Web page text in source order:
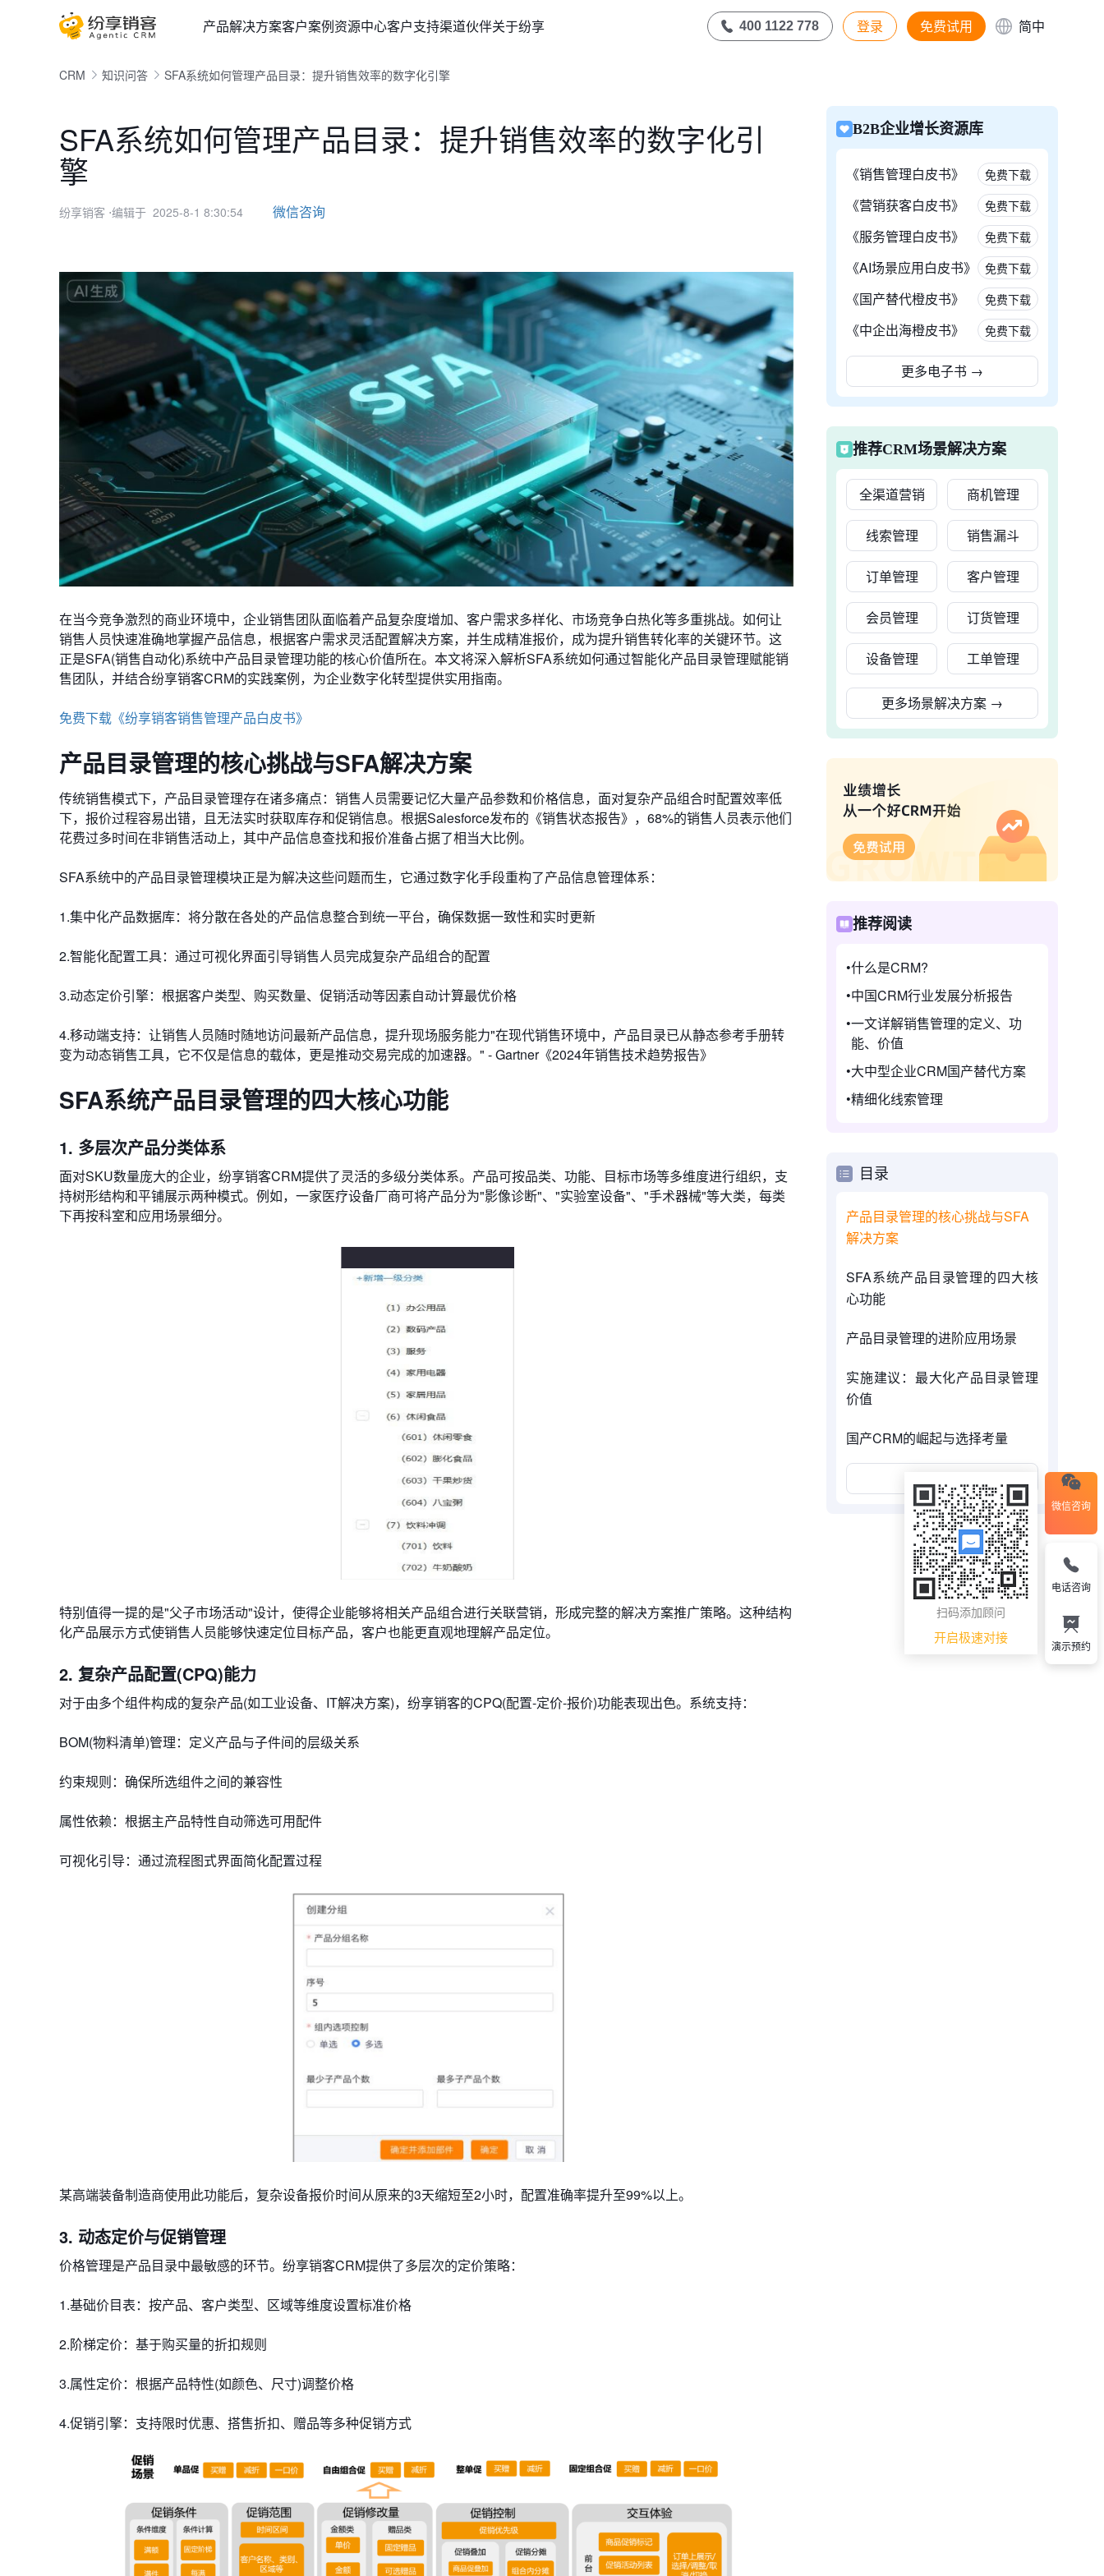
产品解决方案客户案例资源中心客户支持渠道伙伴关于纷享 400 1122 778 登录 免费试用 简中
CRM 知识问答 SFA系统如何管理产品目录：提升销售效率的数字化引擎
SFA系统如何管理产品目录：提升销售效率的数字化引
擎
纷享销客 ⋅编辑于 2025-8-1 8:30:54 微信咨询
在当今竞争激烈的商业环境中，企业销售团队面临着产品复杂度增加、客户需求多样化、市场竞争白热化等多重挑战。如何让
销售人员快速准确地掌握产品信息，根据客户需求灵活配置解决方案，并生成精准报价，成为提升销售转化率的关键环节。这
正是SFA(销售自动化)系统中产品目录管理功能的核心价值所在。本文将深入解析SFA系统如何通过智能化产品目录管理赋能销
售团队，并结合纷享销客CRM的实践案例，为企业数字化转型提供实用指南。
免费下载《纷享销客销售管理产品白皮书》
产品目录管理的核心挑战与SFA解决方案
传统销售模式下，产品目录管理存在诸多痛点：销售人员需要记忆大量产品参数和价格信息，面对复杂产品组合时配置效率低
下，报价过程容易出错，且无法实时获取库存和促销信息。根据Salesforce发布的《销售状态报告》，68%的销售人员表示他们
花费过多时间在非销售活动上，其中产品信息查找和报价准备占据了相当大比例。
SFA系统中的产品目录管理模块正是为解决这些问题而生，它通过数字化手段重构了产品信息管理体系：
1.​​集中化产品数据库​​：将分散在各处的产品信息整合到统一平台，确保数据一致性和实时更新
2.​​智能化配置工具​​：通过可视化界面引导销售人员完成复杂产品组合的配置
3.​​动态定价引擎​​：根据客户类型、购买数量、促销活动等因素自动计算最优价格
4.​​移动端支持​​：让销售人员随时随地访问最新产品信息，提升现场服务能力"在现代销售环境中，产品目录已从静态参考手册转
变为动态销售工具，它不仅是信息的载体，更是推动交易完成的加速器。" - Gartner《2024年销售技术趋势报告》
SFA系统产品目录管理的四大核心功能
1. 多层次产品分类体系
面对SKU数量庞大的企业，纷享销客CRM提供了灵活的多级分类体系。产品可按品类、功能、目标市场等多维度进行组织，支
持树形结构和平铺展示两种模式。例如，一家医疗设备厂商可将产品分为"影像诊断"、"实验室设备"、"手术器械"等大类，每类
下再按科室和应用场景细分。
特别值得一提的是"父子市场活动"设计，使得企业能够将相关产品组合进行关联营销，形成完整的解决方案推广策略。这种结构
化产品展示方式使销售人员能够快速定位目标产品，客户也能更直观地理解产品定位。
2. 复杂产品配置(CPQ)能力
对于由多个组件构成的复杂产品(如工业设备、IT解决方案)，纷享销客的CPQ(配置-定价-报价)功能表现出色。系统支持：
​​BOM(物料清单)管理​​：定义产品与子件间的层级关系
​​约束规则​​：确保所选组件之间的兼容性
​​属性依赖​​：根据主产品特性自动筛选可用配件
​​可视化引导​​：通过流程图式界面简化配置过程
某高端装备制造商使用此功能后，复杂设备报价时间从原来的3天缩短至2小时，配置准确率提升至99%以上。
3. 动态定价与促销管理
价格管理是产品目录中最敏感的环节。纷享销客CRM提供了多层次的定价策略：
1.​​基础价目表​​：按产品、客户类型、区域等维度设置标准价格
2.​​阶梯定价​​：基于购买量的折扣规则
3.​​属性定价​​：根据产品特性(如颜色、尺寸)调整价格
4.​​促销引擎​​：支持限时优惠、搭售折扣、赠品等多种促销方式
B2B企业增长资源库
《销售管理白皮书》 免费下载
《营销获客白皮书》 免费下载
《服务管理白皮书》 免费下载
《AI场景应用白皮书》 免费下载
《国产替代橙皮书》 免费下载
《中企出海橙皮书》 免费下载
更多电子书 →
推荐CRM场景解决方案
全渠道营销 商机管理
线索管理 销售漏斗
订单管理 客户管理
会员管理 订货管理
设备管理 工单管理
更多场景解决方案 →
推荐阅读
什么是CRM?
中国CRM行业发展分析报告
一文详解销售管理的定义、功
能、价值
大中型企业CRM国产替代方案
精细化线索管理
目录
产品目录管理的核心挑战与SFA
解决方案
SFA系统产品目录管理的四大核
心功能
产品目录管理的进阶应用场景
实施建议：最大化产品目录管理
价值
国产CRM的崛起与选择考量
微信咨询
扫码添加顾问
开启极速对接
电话咨询
演示预约